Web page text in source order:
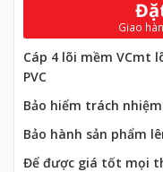
Giao
Cáp 4 lõi mềm VCmt
PVC
Bảo hiểm trách
Bảo hành sản phẩm
Để được giá tốt mọi